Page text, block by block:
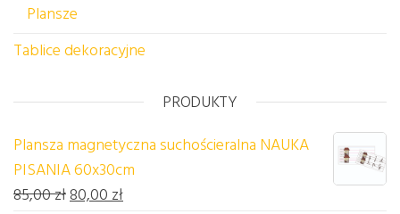
Plansze
Tablice dekoracyjne
PRODUKTY
Plansza magnetyczna suchościeralna NAUKA
PISANIA 60x30cm
85,00złPierwotna cena wynosiła: 85,00 zł.
80,00 złAktualna cena wynosi: 80,00 zł.